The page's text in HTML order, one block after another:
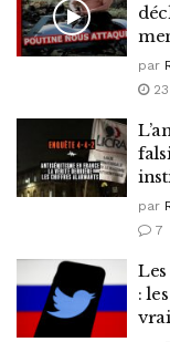
par
23
par
7
: